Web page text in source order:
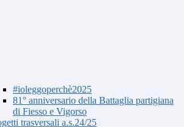
#ioleggoperchè2025
81° anniversario della Battaglia partigiana
di Fiesso e Vigorso
trasversali a.s.24/25